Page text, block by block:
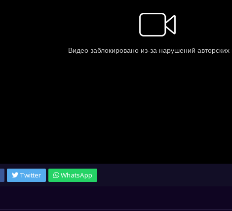
Twitter WhatsApp